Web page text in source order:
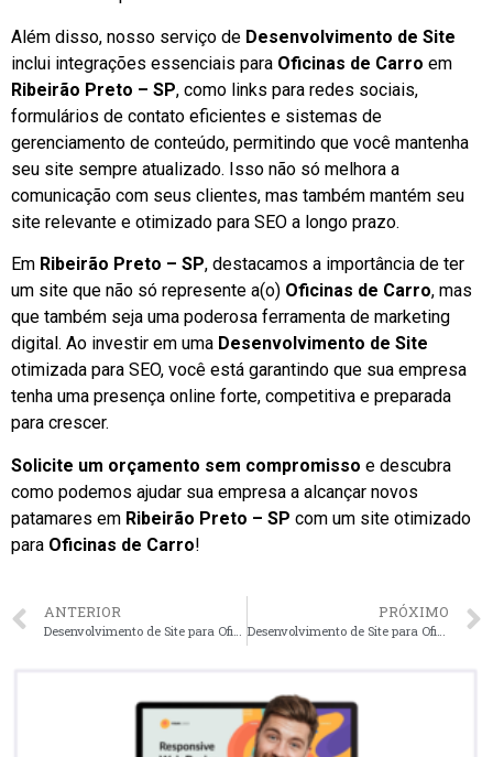
Além disso, nosso serviço de Desenvolvimento de Site
inclui integrações essenciais para Oficinas de Carro em
Ribeirão Preto – SP, como links para redes sociais,
formulários de contato eficientes e sistemas de
gerenciamento de conteúdo, permitindo que você mantenha
seu site sempre atualizado. Isso não só melhora a
comunicação com seus clientes, mas também mantém seu
site relevante e otimizado para SEO a longo prazo.
Em Ribeirão Preto – SP, destacamos a importância de ter
um site que não só represente a(o) Oficinas de Carro, mas
que também seja uma poderosa ferramenta de marketing
digital. Ao investir em uma Desenvolvimento de Site
otimizada para SEO, você está garantindo que sua empresa
tenha uma presença online forte, competitiva e preparada
para crescer.
Solicite um orçamento sem compromisso e descubra
como podemos ajudar sua empresa a alcançar novos
patamares em Ribeirão Preto – SP com um site otimizado
para Oficinas de Carro!
ANTERIOR PRÓXIMO